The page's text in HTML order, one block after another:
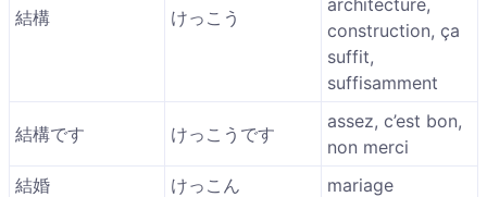
結構 けっこう
architecture,
construction, ça
suffit,
suffisamment
結構です けっこうです
assez, c’est bon,
non merci
結婚
けっこん
mariage